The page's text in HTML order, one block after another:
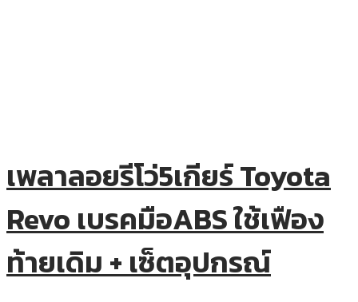
เพลาลอยรีโว่5เกียร์ Toyota
Revo เบรคมือABS ใช้เฟือง
ท้ายเดิม + เซ็ตอุปกรณ์